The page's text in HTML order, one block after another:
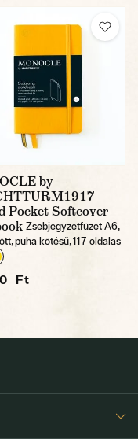
by
Pocket Softcover
Zsebjegyzetfüzet A6,
puha kötésű, 117 oldalas
Ft